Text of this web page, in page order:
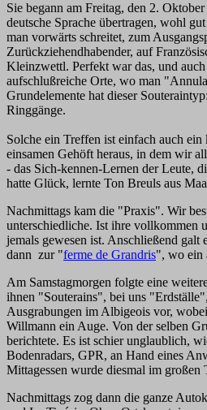
Sie begann am Freitag, den 2.
deutsche Sprache übertragen, wohl
man vorwärts schreitet, zum
Zurückziehendhabender, auf
Kleinzwettl. Perfekt war das, und
aufschlußreiche Orte, wo man
Grundelemente hat dieser
Ringgänge.
Solche ein Treffen ist einfach auch
einsamen Gehöft heraus, in dem wir
- das Sich-kennen-Lernen der Leute,
hatte Glück, lernte Ton Breuls aus
Nachmittags kam die "Praxis". Wir
unterschiedliche. Ist ihre vollkommen
jemals gewesen ist. Anschließend
dann zur "ferme de Grandris", wo ein
Am Samstagmorgen folgte eine
ihnen "Souterains", bei uns
Ausgrabungen im Albigeois vor,
Willmann ein Auge. Von der selben
berichtete. Es ist schier unglaublich,
Bodenradars, GPR, an Hand eines
Mittagessen wurde diesmal im großen
Nachmittags zog dann die ganze